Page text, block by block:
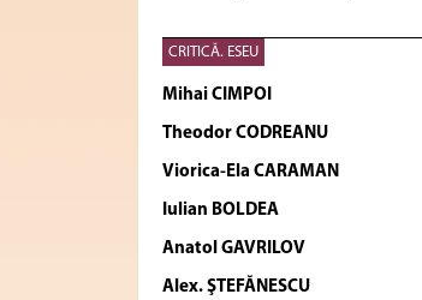
CRITICĂ. ESEU
Mihai CIMPOI
Theodor CODREANU
Viorica-Ela CARAMAN
Iulian BOLDEA
Anatol GAVRILOV
Alex. ŞTEFĂNESCU